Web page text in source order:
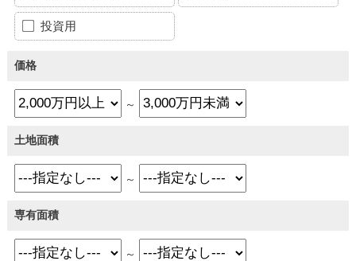
投資用
価格
～
土地面積
～
専有面積
～